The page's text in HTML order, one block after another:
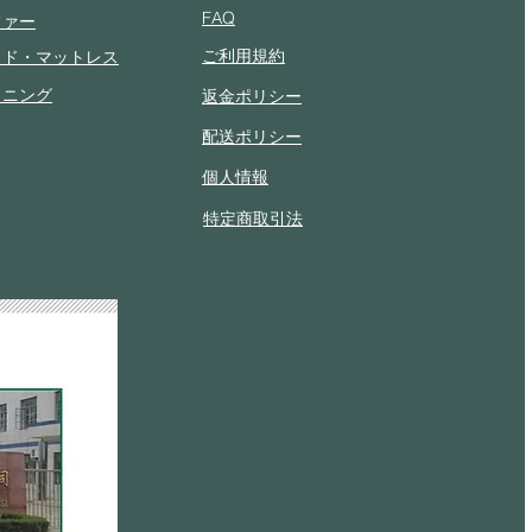
ー
・マットレス
ング
FAQ
ご利用規約
返金ポリシー
配送ポリシー
個人情報
特定商取引法